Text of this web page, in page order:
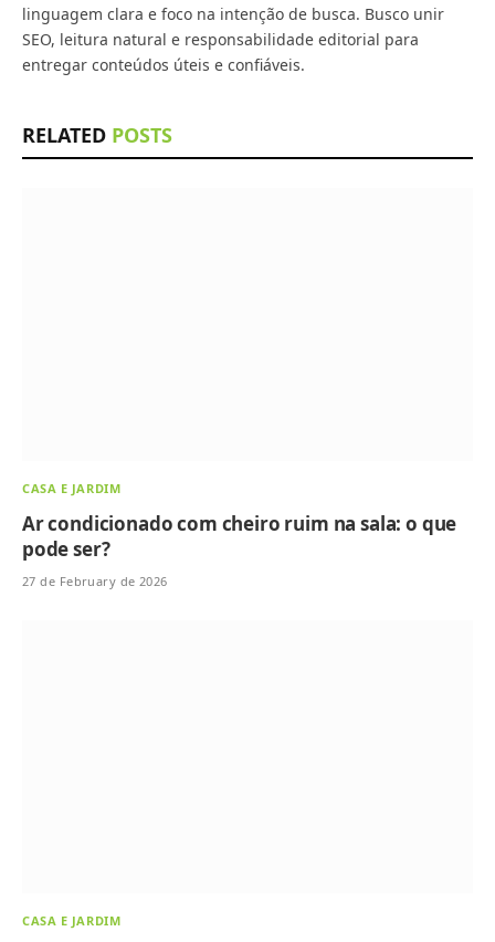
linguagem clara e foco na intenção de busca. Busco unir
SEO, leitura natural e responsabilidade editorial para
entregar conteúdos úteis e confiáveis.
RELATED POSTS
CASA E JARDIM
Ar condicionado com cheiro ruim na sala: o que
pode ser?
27 de February de 2026
CASA E JARDIM